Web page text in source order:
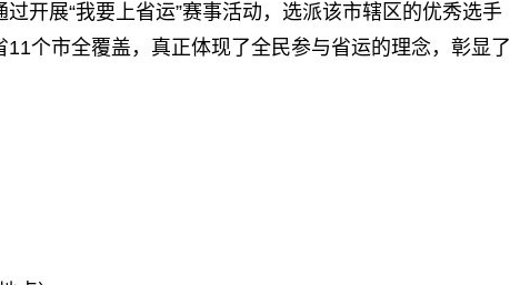
开展“我要上省运”赛事活动，选派该市辖区的优秀选手
个市全覆盖，真正体现了全民参与省运的理念，彰显了